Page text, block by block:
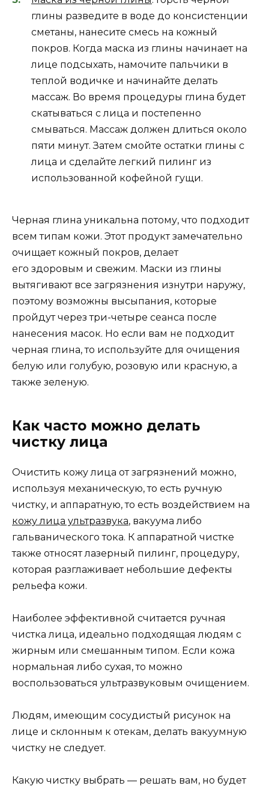
глины разведите в воде до консистенции
сметаны, нанесите смесь на кожный
покров. Когда маска из глины начинает на
лице подсыхать, намочите пальчики в
теплой водичке и начинайте делать
массаж. Во время процедуры глина будет
скатываться с лица и постепенно
смываться. Массаж должен длиться около
пяти минут. Затем смойте остатки глины с
лица и сделайте легкий пилинг из
использованной кофейной гущи.
Черная глина уникальна потому, что подходит
всем типам кожи. Этот продукт замечательно
очищает кожный покров, делает
его здоровым и свежим. Маски из глины
вытягивают все загрязнения изнутри наружу,
поэтому возможны высыпания, которые
пройдут через три-четыре сеанса после
нанесения масок. Но если вам не подходит
черная глина, то используйте для очищения
белую или голубую, розовую или красную, а
также зеленую.
Как часто можно делать
чистку лица
Очистить кожу лица от загрязнений можно,
используя механическую, то есть ручную
чистку, и аппаратную, то есть воздействием на
кожу лица ультразвука, вакуума либо
гальванического тока. К аппаратной чистке
также относят лазерный пилинг, процедуру,
которая разглаживает небольшие дефекты
рельефа кожи.
Наиболее эффективной считается ручная
чистка лица, идеально подходящая людям с
жирным или смешанным типом. Если кожа
нормальная либо сухая, то можно
воспользоваться ультразвуковым очищением.
Людям, имеющим сосудистый рисунок на
лице и склонным к отекам, делать вакуумную
чистку не следует.
Какую чистку выбрать — решать вам, но будет